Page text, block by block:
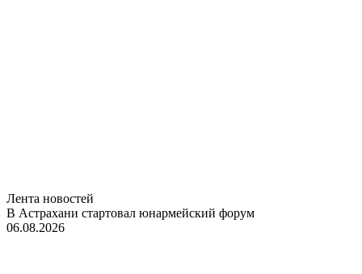
Лента новостей
В Астрахани стартовал юнармейский форум
06.08.2026